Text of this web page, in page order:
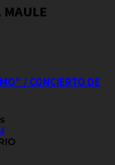
MAULE
/ CONCIERTO DE